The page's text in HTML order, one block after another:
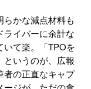
かな減点材料も
ライバーに余計な
いて楽。「TPOを
というのが、広報
者の正直なキャプ